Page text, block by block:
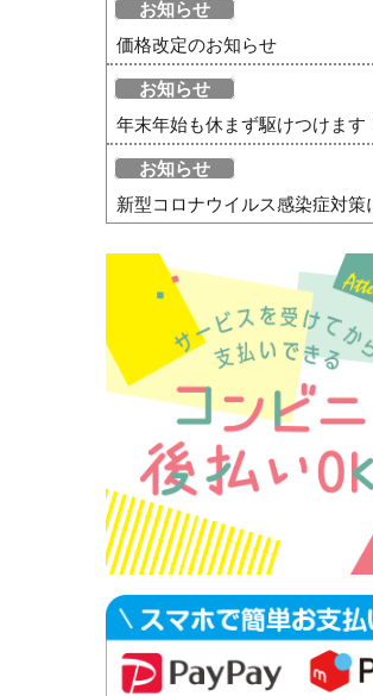
お知らせ
価格改定のお知らせ
お知らせ
年末年始も休まず駆けつけます
お知らせ
新型コロナウイルス感染症対策